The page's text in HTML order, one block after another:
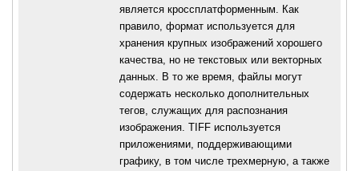
является кроссплатформенным. Как
правило, формат используется для
хранения крупных изображений хорошего
качества, но не текстовых или векторных
данных. В то же время, файлы могут
содержать несколько дополнительных
тегов, служащих для распознания
изображения. TIFF используется
приложениями, поддерживающими
графику, в том числе трехмерную, а также